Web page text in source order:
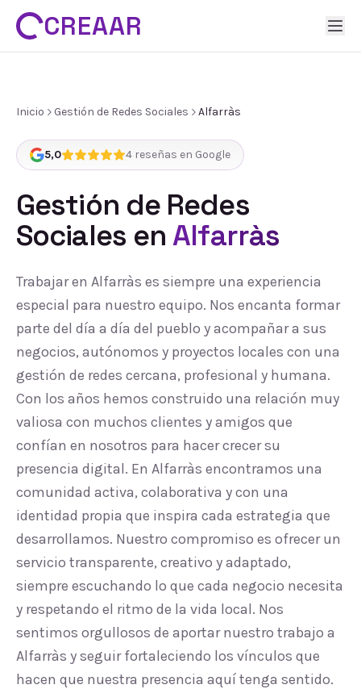
CREAAR
Inicio Gestión de Redes Sociales Alfarràs
5,0 4 reseñas en Google
Gestión de Redes
Sociales enAlfarràs
Trabajar en Alfarràs es siempre una experiencia
especial para nuestro equipo. Nos encanta formar
parte del día a día del pueblo y acompañar a sus
negocios, autónomos y proyectos locales con una
gestión de redes cercana, profesional y humana.
Con los años hemos construido una relación muy
valiosa con muchos clientes y amigos que
confían en nosotros para hacer crecer su
presencia digital. En Alfarràs encontramos una
comunidad activa, colaborativa y con una
identidad propia que inspira cada estrategia que
desarrollamos. Nuestro compromiso es ofrecer un
servicio transparente, creativo y adaptado,
siempre escuchando lo que cada negocio necesita
y respetando el ritmo de la vida local. Nos
sentimos orgullosos de aportar nuestro trabajo a
Alfarràs y seguir fortaleciendo los vínculos que
hacen que nuestra presencia aquí tenga sentido.